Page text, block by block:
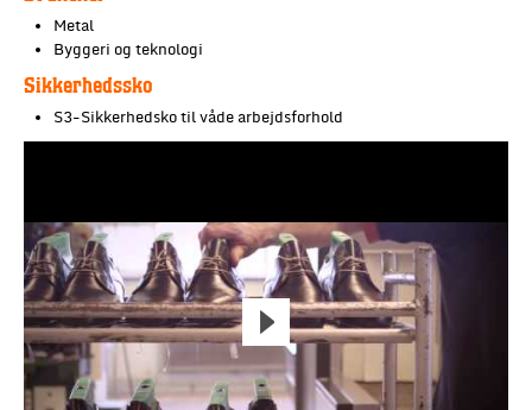
Metal
Byggeri og teknologi
Sikkerhedssko
S3-Sikkerhedsko til våde arbejdsforhold